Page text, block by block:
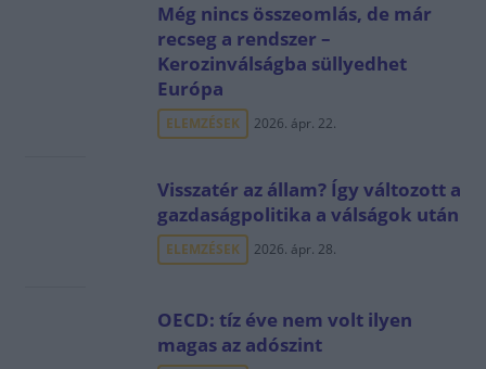
Még nincs összeomlás, de már
recseg a rendszer –
Kerozinválságba süllyedhet
Európa
ELEMZÉSEK 2026. ápr. 22.
Visszatér az állam? Így változott a
gazdaságpolitika a válságok után
ELEMZÉSEK 2026. ápr. 28.
OECD: tíz éve nem volt ilyen
magas az adószint